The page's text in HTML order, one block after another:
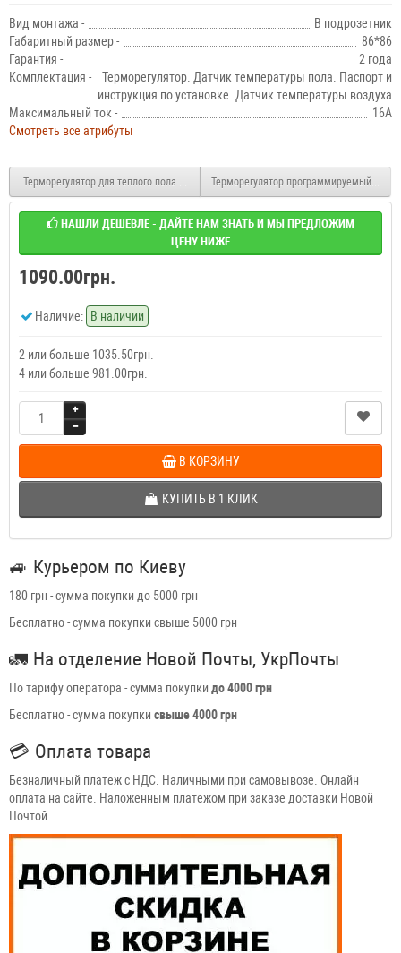
Вид монтажа -
В подрозетник
Габаритный размер -
86*86
Гарантия -
2 года
Комплектация -
Терморегулятор. Датчик температуры пола. Паспорт и
инструкция по установке. Датчик температуры воздуха
Максимальный ток -
16А
Смотреть все атрибуты
Терморегулятор для теплого пола программируемый E51.716Терморегулятор программируемый для
НАШЛИ ДЕШЕВЛЕ - ДАЙТЕ НАМ ЗНАТЬ И МЫ ПРЕДЛОЖИМ
ЦЕНУ НИЖЕ
1090.00грн.
Наличие: В наличии
2 или больше 1035.50грн.
4 или больше 981.00грн.
В КОРЗИНУ
КУПИТЬ В 1 КЛИК
🚙 Курьером по Киеву
180 грн - сумма покупки до 5000 грн
Бесплатно - сумма покупки свыше 5000 грн
🚛 На отделение Новой Почты, УкрПочты
По тарифу оператора - сумма покупки до 4000 грн
Бесплатно - сумма покупки свыше 4000 грн
💳 Оплата товара
Безналичный платеж с НДС. Наличными при самовывозе. Онлайн
оплата на сайте. Наложенным платежом при заказе доставки Новой
Почтой